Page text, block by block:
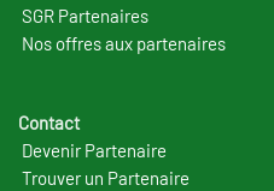
SGR Partenaires
Nos offres aux partenaires
Contact
Devenir Partenaire
Trouver un Partenaire